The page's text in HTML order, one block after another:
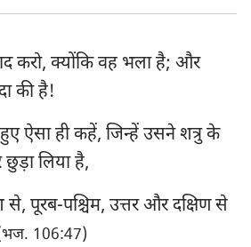
अय्यूब
श्रेष्ठगीत
यहेजकेल
करो, क्योंकि वह भला है; और
की है!
ऐसा ही कहें, जिन्हें उसने शत्रु के
लिया है,
पूरब-पश्चिम, उत्तर और दक्षिण से
106:47)